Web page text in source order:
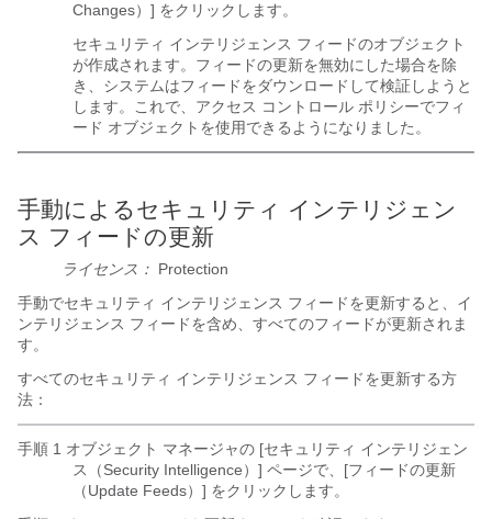
Changes）] をクリックします。
セキュリティ インテリジェンス フィードのオブジェクト
が作成されます。フィードの更新を無効にした場合を除
き、システムはフィードをダウンロードして検証しようと
します。これで、アクセス コントロール ポリシーでフィ
ード オブジェクトを使用できるようになりました。
手動によるセキュリティ インテリジェン
ス フィードの更新
ライセンス： Protection
手動でセキュリティ インテリジェンス フィードを更新すると、イ
ンテリジェンス フィードを含め、すべてのフィードが更新されま
す。
すべてのセキュリティ インテリジェンス フィードを更新する方
法：
手順 1 オブジェクト マネージャの [セキュリティ インテリジェン
ス（Security Intelligence）] ページで、[フィードの更新
（Update Feeds）] をクリックします。